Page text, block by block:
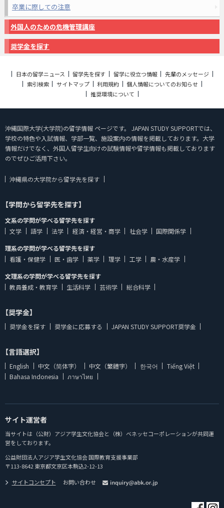
卒業に際しての注意
外国人のための危機管理講座
奨学金を探す
日本の留学ニュース 留学先を探す 留学に役立つ情報
先輩のメッセージ
索引検索
サイトマップ 利用規約
個人情報についてのお知らせ
推奨環境について
沖縄国際大学(大学院)の留学情報 ページです。 JAPAN STUDY SUPPORTでは、
学校の特色や入試情報、学部一覧、施設案内の情報を掲載しております。大学
情報だけでなく、外国人留学生向けの試験情報や留学情報も掲載しております
のでぜひご活用下さい。
沖縄県の大学院から留学先を探す
【学問から留学先を探す】
文系の学問が学べる留学先を探す
文学
語学 法学 経済・経営・商学 社会学
国際関係学
理系の学問が学べる留学先を探す
看護・保健学
医・歯学 薬学 理学 工学
農・水産学
文理系の学問が学べる留学先を探す
教員養成・教育学
生活科学 芸術学 総合科学
【奨学金】
奨学金を探す 奨学金に応募する JAPAN STUDY SUPPORT奨学金
【言語選択】
English 中文（简体字） 中文（繁體字） 한국어
Tiếng Việt
Bahasa Indonesia
ภาษาไทย
サイト運営者
当サイトは（公財）アジア学生文化協会と（株）ベネッセコーポレーションが共同運
営をしております。
公益財団法人アジア学生文化協会 国際教育支援事業部
〒113-8642 東京都文京区本駒込2-12-13
サイトコンセプト
お問い合わせ